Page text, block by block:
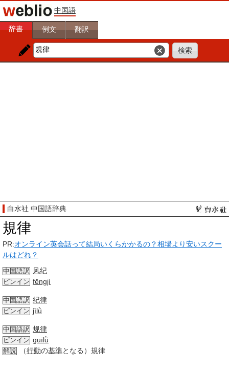
中国語
辞書 例文 翻訳
白水社 中国語辞典
規律
PR:オンライン英会話って結局いくらかかるの？相場より安いスクー
ルはどれ？
中国語訳 风纪
ピンイン fēngjì
中国語訳 纪律
ピンイン jìlǜ
中国語訳 规律
ピンイン guīlǜ
解説 （行動の基準となる）規律